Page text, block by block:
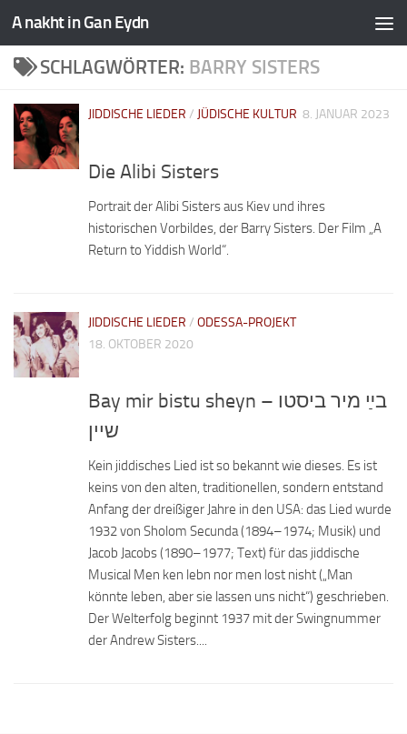
A nakht in Gan Eydn
SCHLAGWÖRTER: BARRY SISTERS
JIDDISCHE LIEDER / JÜDISCHE KULTUR 8. JANUAR 2023
Die Alibi Sisters
Portrait der Alibi Sisters aus Kiev und ihres
historischen Vorbildes, der Barry Sisters. Der Film „A
Return to Yiddish World“.
JIDDISCHE LIEDER / ODESSA-PROJEKT
18. OKTOBER 2020
Bay mir bistu sheyn – בײַ מיר ביסטו
שיין
Kein jiddisches Lied ist so bekannt wie dieses. Es ist
keins von den alten, traditionellen, sondern entstand
Anfang der dreißiger Jahre in den USA: das Lied wurde
1932 von Sholom Secunda (1894–1974; Musik) und
Jacob Jacobs (1890–1977; Text) für das jiddische
Musical Men ken lebn nor men lost nisht („Man
könnte leben, aber sie lassen uns nicht“) geschrieben.
Der Welterfolg beginnt 1937 mit der Swingnummer
der Andrew Sisters....